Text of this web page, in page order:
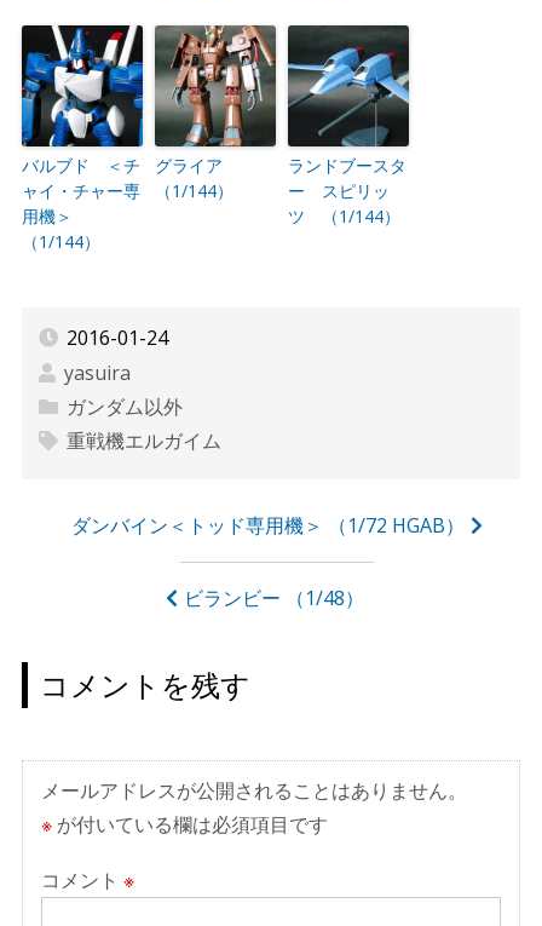
バルブド ＜チ
ャイ・チャー専
用機＞
（1/144）
グライア
（1/144）
ランドブースタ
ー スピリッ
ツ （1/144）
2016-01-24
yasuira
ガンダム以外
重戦機エルガイム
ゲ
ー
シ
ョ
ン
ダンバイン＜トッド専用機＞ （1/72 HGAB）
ビランビー （1/48）
コメントを残す
メールアドレスが公開されることはありません。
※が付いている欄は必須項目です
コメント ※